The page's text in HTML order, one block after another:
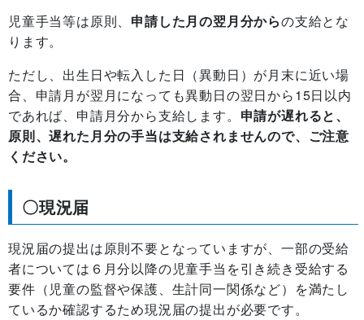
児童手当等は原則、 申請した月の翌月分からの支給とな
ります。
ただし、出生日や転入した日（異動日）が月末に近い場
合、申請月が翌月になっても異動日の翌日から15日以内
であれば、申請月分から支給します。 申請が遅れると、
原則、遅れた月分の手当は支給されませんので、ご注意
ください。
〇現況届
現況届の提出は原則不要となっていますが、一部の受給
者については６月分以降の児童手当を引き続き受給する
要件（児童の監督や保護、生計同一関係など）を満たし
ているか確認するため現況届の提出が必要です。